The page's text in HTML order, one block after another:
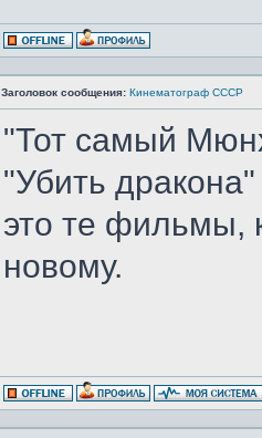
Заголовок сообщения: Кинематограф СССР
"Тот самый
"Убить
это те фильмы,
новому.